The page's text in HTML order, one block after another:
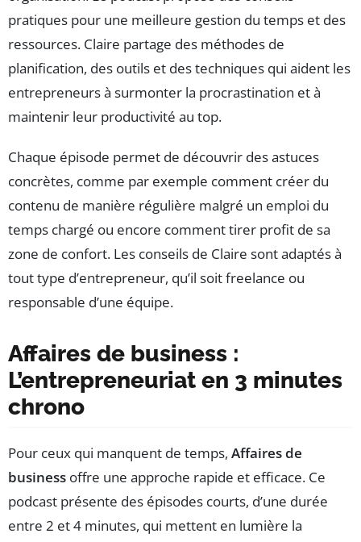
pratiques pour une meilleure gestion du temps et des
ressources. Claire partage des méthodes de
planification, des outils et des techniques qui aident les
entrepreneurs à surmonter la procrastination et à
maintenir leur productivité au top.
Chaque épisode permet de découvrir des astuces
concrètes, comme par exemple comment créer du
contenu de manière régulière malgré un emploi du
temps chargé ou encore comment tirer profit de sa
zone de confort. Les conseils de Claire sont adaptés à
tout type d’entrepreneur, qu’il soit freelance ou
responsable d’une équipe.
Affaires de business :
L’entrepreneuriat en 3 minutes
chrono
Pour ceux qui manquent de temps, Affaires de
business offre une approche rapide et efficace. Ce
podcast présente des épisodes courts, d’une durée
entre 2 et 4 minutes, qui mettent en lumière la